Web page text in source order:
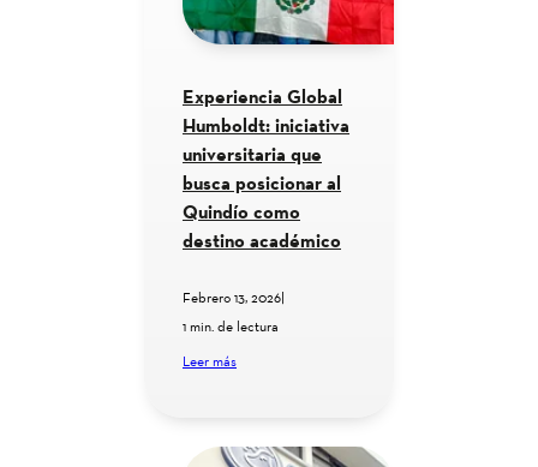
Experiencia Global
Humboldt: iniciativa
universitaria que
busca posicionar al
Quindío como
destino académico
Febrero 13, 2026|
1 min. de lectura
Leer más